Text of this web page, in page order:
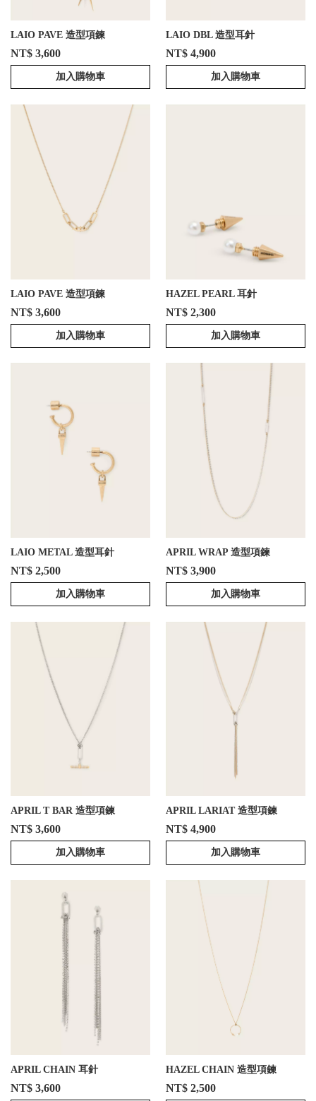
LAIO PAVE 造型項鍊
NT$ 3,600
加入購物車
LAIO DBL 造型耳針
NT$ 4,900
加入購物車
LAIO PAVE 造型項鍊
NT$ 3,600
加入購物車
HAZEL PEARL 耳針
NT$ 2,300
加入購物車
LAIO METAL 造型耳針
NT$ 2,500
加入購物車
APRIL WRAP 造型項鍊
NT$ 3,900
加入購物車
APRIL T BAR 造型項鍊
NT$ 3,600
加入購物車
APRIL LARIAT 造型項鍊
NT$ 4,900
加入購物車
APRIL CHAIN 耳針
NT$ 3,600
HAZEL CHAIN 造型項鍊
NT$ 2,500